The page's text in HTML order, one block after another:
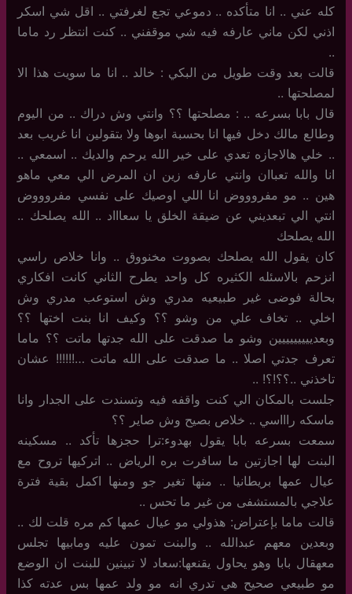
كله عني .. انا متأكده .. دموعي تجع لغرفتي .. اقل شي اسكر
اذني لكن ماني عارفه فيه شي موقفني .. كنت انتظر رد ماما
..
قالت بعد وقت طويل من البكي : خالد .. انا ما سويت هذا الا
لمصلحتها ..
قال بابا بسرعه .. : مصلحتها ؟؟ وانتي وش دراك .. من اليوم
وطالع مالك دخل فيها انا بحسبة ابوها ولا بتقولين انا غريب بعد
.. خلي هالاجازه تعدي على خير الله يرحم والديك .. اسمعي ..
انا والله تعباان وانتي عارفه زين ان المرض الي معي ماهو
هين .. مو مفروووض انا اللي اوصيك على نفسي مفروووض
انتي الي تبعديني عن ضيقة الخلق يا سعاااد .. الله يصلحك ..
الله يصلحك
كان يقول الله يصلحك بصووت مخنووق .. وانا خلاص راسي
انزحم بالاسئله الكثيره كل واحد يطرح الثاني كانت افكاري
بحالة فوضى غير طبيعيه مدري وش استوعب مدري وش
اخلي .. تخاف علي من وشو ؟؟ وكيف انا بنت اختها ؟؟
وبعدييييييييين وشو ما صدقت على الله جدتها ماتت ؟؟ ماما
تعرف جدتي اصلا .. ما صدقت على الله ماتت …!!!!!! عشان
تاخذني ..؟؟!؟! ..
جلست بالمكان الي كنت واقفه فيه وتسندت على الجدار وانا
ماسكه راااسي .. خلاص بصيح وش صاير ؟؟
سمعت بسرعه بابا يقول بهدوء:ترا حجزها تأكد .. مسكينه
البنت لها اجازتين ما سافرت بره الرياض .. اتركيها تروح مع
عيال عمها بريطانيا .. منها تغير جو ومنها اكمل بقية فترة
علاجي بالمستشفى من غير ما تحس ..
قالت ماما بإعتراض: هذولي مو عيال عمها كم مره قلت لك ..
وبعدين معهم عبدالله .. والبنت تمون عليه ومابيها تجلس
معهقال بابا وهو يحاول يقنعها:سعاد لا تبينين للبنت ان الوضع
مو طبيعي صحيح هي تدري انه مو ولد عمها بس عدته كذا